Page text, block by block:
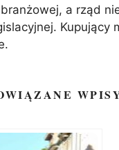
a rząd
Kupujący